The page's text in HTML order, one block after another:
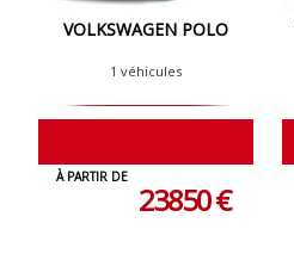
VOLKSWAGEN POLO
1 véhicules
À PARTIR DE
23850 €